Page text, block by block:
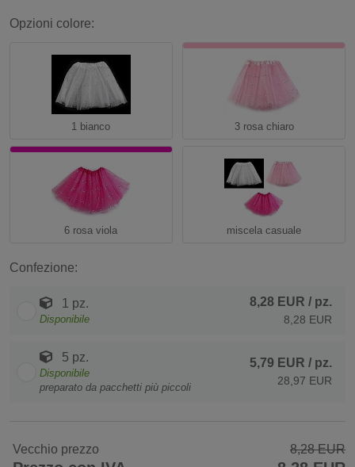
Opzioni colore:
1 bianco 3 rosa chiaro
6 rosa viola miscela casuale
Confezione:
1 pz.
Disponibile
8,28 EUR / pz.
8,28 EUR
5 pz.
Disponibile
preparato da pacchetti più piccoli
5,79 EUR / pz.
28,97 EUR
Vecchio prezzo 8,28 EUR